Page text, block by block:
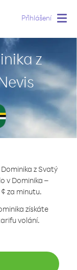
Přihlášení
z
z Svatý
v Dominika –
za minutu.
získáte
volání.